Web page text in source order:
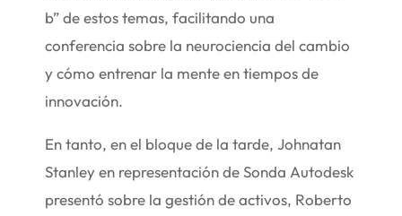
b” de estos temas, facilitando una
conferencia sobre la neurociencia del cambio
y cómo entrenar la mente en tiempos de
innovación.
En tanto, en el bloque de la tarde, Johnatan
Stanley en representación de Sonda Autodesk
presentó sobre la gestión de activos, Roberto